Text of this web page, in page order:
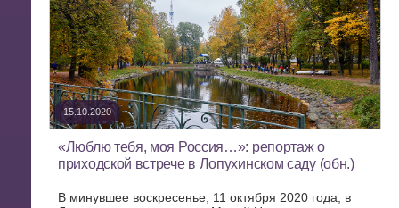
15.10.2020
«Люблю тебя, моя Россия…»: репортаж о
приходской встрече в Лопухинском саду (обн.)
В минувшее воскресенье, 11 октября 2020 года, в